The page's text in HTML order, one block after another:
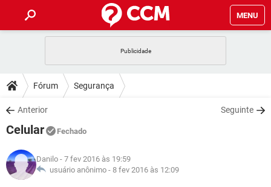
MENU
CELULAR
OUTLOOK
INSTAGRAM
GUIA DE COMPRAS
DICAS
JOGOS
INSTAGRAM
GUIA DE COMPRAS
DOWNLOADS
JOGOS
CELULAR
OUTLOOK EXCEL
JOGOS
CELULAR
GLOSSÁRIO
Fórum Segurança
Anterior Seguinte
Celular Fechado
Danilo - 7 fev 2016 às 19:59
usuário anônimo - 8 fev 2016 às 12:09